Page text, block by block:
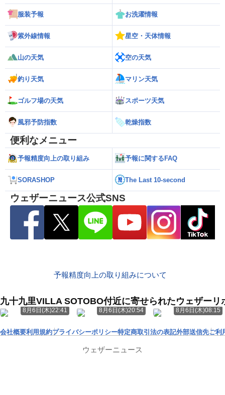
服装予報 お洗濯情報
紫外線情報 星空・天体情報
山の天気 空の天気
釣り天気 マリン天気
ゴルフ場の天気 スポーツ天気
風邪予防指数 乾燥指数
便利なメニュー
予報精度向上の取り組み 予報に関するFAQ
SORASHOP The Last 10-second
ウェザーニュース公式SNS
予報精度向上の取り組みについて
九十九里VILLA SOTOBO付近に寄せられたウェザーリ
8月6日(木)22:41 8月6日(木)20:54 8月6日(木)08:15
会社概要利用規約プライバシーポリシー特定商取引法の表記外部送信先ご利
ウェザーニュース